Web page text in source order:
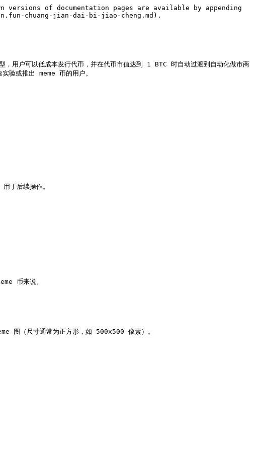
of documentation pages are available by appending
chuang-jian-dai-bi-jiao-cheng.md).
户可以低成本发行代币，并在代币市值达到 1 BTC 时自动过渡到自动化做市商
验或推出 meme 币的用户。
于后续操作。
币来说。
图（尺寸通常为正方形，如 500x500 像素）。